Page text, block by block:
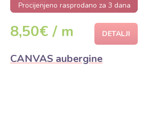
Procijenjeno rasprodano za 3 dana
8,50€ / m DETALJI
CANVAS aubergine